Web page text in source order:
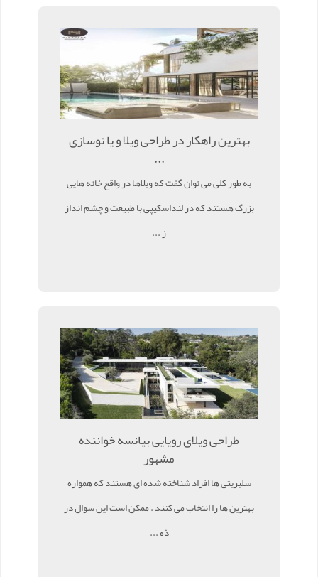
بهترین راهکار در طراحی ویلا و یا نوسازی
...
به طور کلی می توان گفت که ویلاها در واقع خانه هایی
بزرگ هستند که در لنداسکیپی با طبیعت و چشم انداز
ز ...
طراحی ویلای رویایی بیانسه خواننده
مشهور
سلبریتی ها افراد شناخته شده ای هستند که همواره
بهترین ها را انتخاب می کنند . ممکن است این سوال در
ذه ...